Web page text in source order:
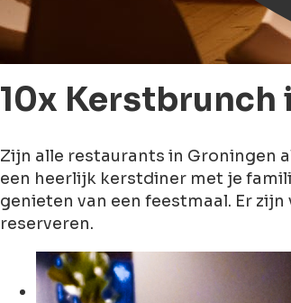
10x Kerstbrunch
Zijn alle restaurants in Groningen
een heerlijk kerstdiner met je
genieten van een feestmaal. Er
reserveren.